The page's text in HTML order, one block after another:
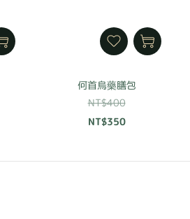
何首烏藥膳包
NT$400
NT$350